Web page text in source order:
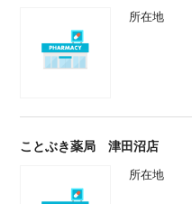
所在地
ことぶき薬局 津田沼店
所在地